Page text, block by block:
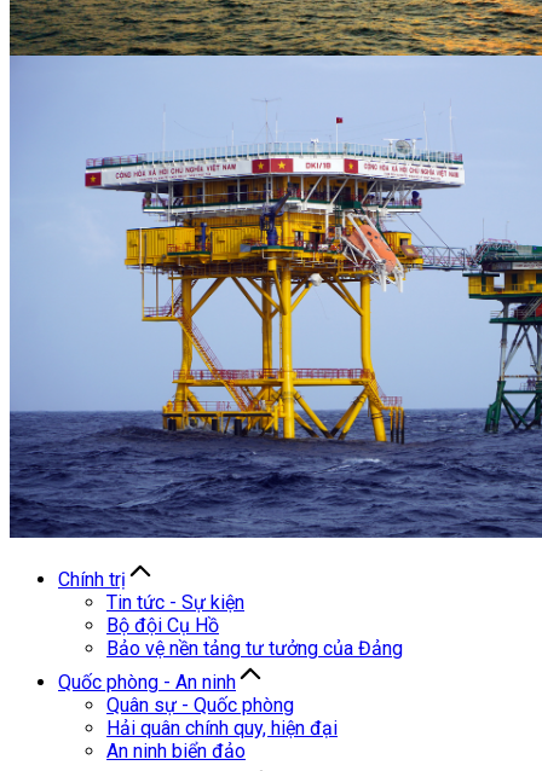
Chính trị
Tin tức - Sự kiện
Bộ đội Cụ Hồ
Bảo vệ nền tảng tư tưởng của Đảng
Quốc phòng - An ninh
Quân sự - Quốc phòng
Hải quân chính quy, hiện đại
An ninh biển đảo